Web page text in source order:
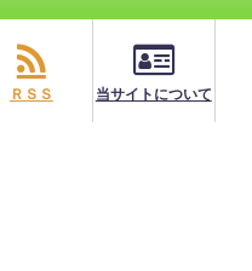
ＲＳＳ 当サイトについて